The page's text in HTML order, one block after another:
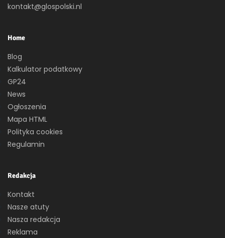
kontakt@glospolski.nl
Home
Blog
Kalkulator podatkowy
GP24
News
Ogłoszenia
Mapa HTML
Polityka cookies
Regulamin
Redakcja
Kontakt
Nasze atuty
Nasza redakcja
Reklama